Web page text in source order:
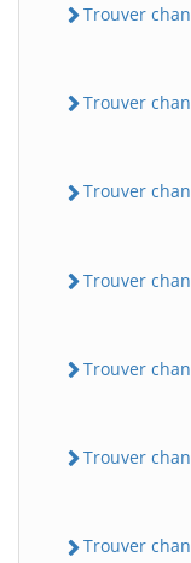
Trouver
Trouver
Trouver
Trouver
Trouver
Trouver
Trouver